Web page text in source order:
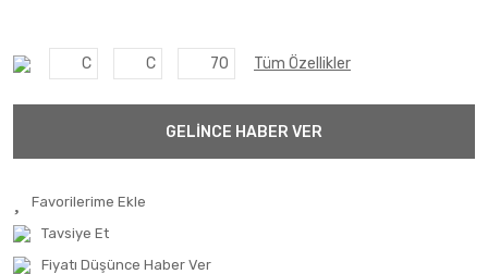
C C 70 Tüm Özellikler
GELİNCE HABER VER
Tavsiye Et
Fiyatı Düşünce Haber Ver